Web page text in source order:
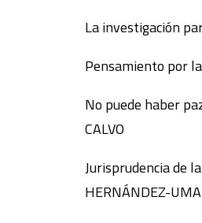
La investigación
Pensamiento por
No puede haber
CALVO
Jurisprudencia de
HERNÁNDEZ-